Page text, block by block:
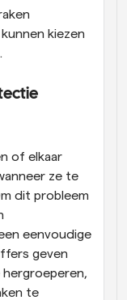
kiezen
of elkaar
ze te
dit probleem
eenvoudige
geven
te